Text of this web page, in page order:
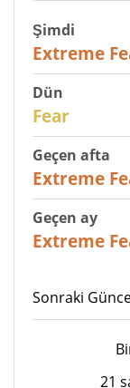
Şimdi
Extreme
Dün
Fear
Geçen afta
Extreme
Geçen ay
Extreme
Sonraki
21